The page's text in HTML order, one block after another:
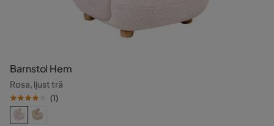
Barnstol Hem
Rosa, ljust trä
(1)